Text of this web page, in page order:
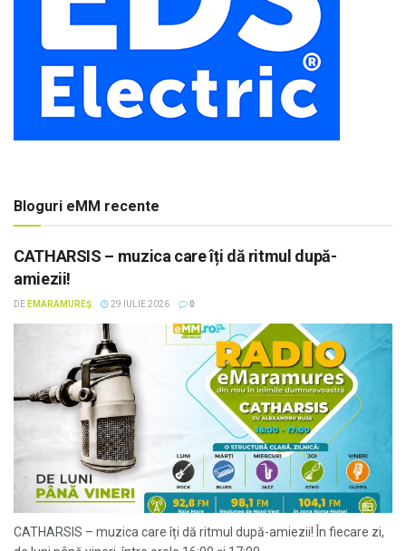
Bloguri eMM recente
CATHARSIS – muzica care îți dă ritmul după-
amiezii!
DE EMARAMUREȘ 29 IULIE 2026 0
CATHARSIS – muzica care îți dă ritmul după-amiezii! În fiecare zi,